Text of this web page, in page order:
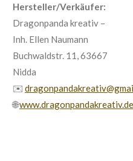
Hersteller/Verkäufer:
Dragonpanda kreativ –
Inh. Ellen Naumann
Buchwaldstr. 11, 63667
Nidda
✉️
🌐www.dragonpandakreativ.de